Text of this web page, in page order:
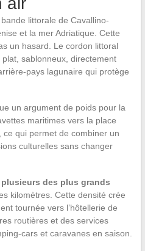
littorale de Cavallino-
et la mer Adriatique. Cette
un hasard. Le cordon littoral
sablonneux, directement
pays lagunaire qui protège
un argument de poids pour la
maritimes vers la place
qui permet de combiner un
culturelles sans changer
des plus grands
kilomètres. Cette densité crée
tournée vers l’hôtellerie de
routières et des services
cars et caravanes en saison.